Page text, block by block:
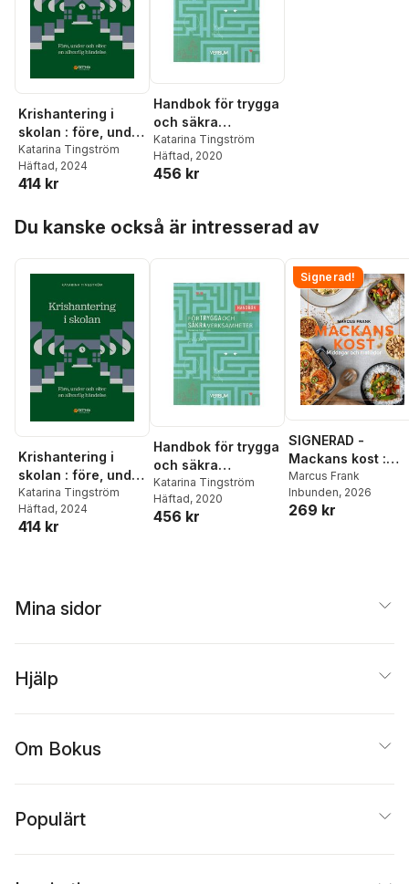
Krishantering i
skolan : före, under
och efter en
allvarlig händelse
Katarina Tingström
Häftad, 2024
414 kr
Handbok för trygga
och säkra
verksamheter
Katarina Tingström
Häftad, 2020
456 kr
Du kanske också är intresserad av
Krishantering i
skolan : före, under
och efter en
allvarlig händelse
Katarina Tingström
Häftad, 2024
414 kr
Handbok för trygga
och säkra
verksamheter
Katarina Tingström
Häftad, 2020
456 kr
Signerad!
SIGNERAD -
Mackans kost :
Middagar och
matlådor
Marcus Frank
Inbunden, 2026
269 kr
Mina sidor
Hjälp
Om Bokus
Populärt